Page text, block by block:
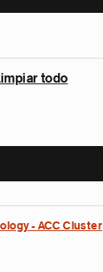
todo
- ACC Cluster